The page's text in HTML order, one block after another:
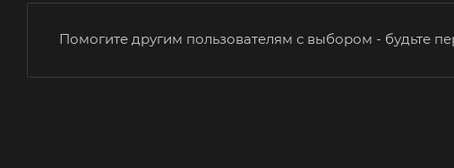
Помогите другим пользователям с выбором - будьте